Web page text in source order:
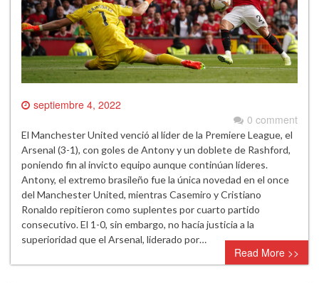
septiembre 4, 2022
0 comment
El Manchester United venció al líder de la Premiere League, el
Arsenal (3-1), con goles de Antony y un doblete de Rashford,
poniendo fin al invicto equipo aunque continúan líderes.
Antony, el extremo brasileño fue la única novedad en el once
del Manchester United, mientras Casemiro y Cristiano
Ronaldo repitieron como suplentes por cuarto partido
consecutivo. El 1-0, sin embargo, no hacía justicia a la
superioridad que el Arsenal, liderado por…
Read More >>